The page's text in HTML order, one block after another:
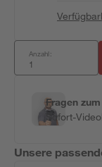
Anzahl:
Fragen
Sofort-
Unsere